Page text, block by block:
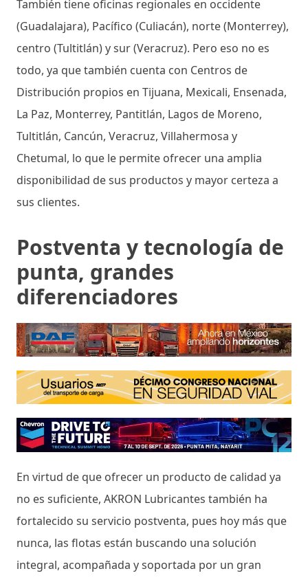
También tiene oficinas regionales en occidente
(Guadalajara), Pacífico (Culiacán), norte (Monterrey),
centro (Tultitlán) y sur (Veracruz). Pero eso no es
todo, ya que también cuenta con Centros de
Distribución propios en Tijuana, Mexicali, Ensenada,
La Paz, Monterrey, Pantitlán, Lagos de Moreno,
Tultitlán, Cancún, Veracruz, Villahermosa y
Chetumal, lo que le permite ofrecer una amplia
disponibilidad de sus productos y mayor certeza a
sus clientes.
Postventa y tecnología de
punta, grandes
diferenciadores
En virtud de que ofrecer un producto de calidad ya
no es suficiente, AKRON Lubricantes también ha
fortalecido su servicio postventa, pues hoy más que
nunca, las flotas están buscando una solución
integral, acompañada y soportada por un gran